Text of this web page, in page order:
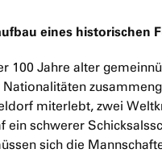
eines historischen
100 Jahre alter
miterlebt, zwei
schwerer
sich die